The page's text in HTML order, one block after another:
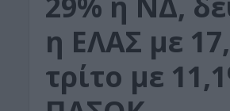
η ΕΛΑΣ με
τρίτο με